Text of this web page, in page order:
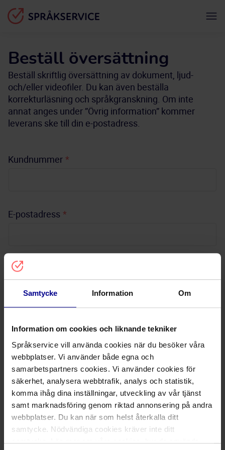
Samtycke Information Om
Information om cookies och liknande tekniker
Språkservice vill använda cookies när du besöker våra
webbplatser. Vi använder både egna och
samarbetspartners cookies. Vi använder cookies för
säkerhet, analysera webbtrafik, analys och statistik,
komma ihåg dina inställningar, utveckling av vår tjänst
samt marknadsföring genom riktad annonsering på andra
webbplatser. Du kan när som helst återkalla ditt
samtycke. Nödvändiga cookies kräver inte ditt
samtycke. Läs mer om våra cookies, hur de används,
Beställ översättning
Beställ skriftlig översättning av dokument, ljud-
och/eller videofiler. Du kan även beställa
korrekturläsning och språkgranskning. Om inte
annat anges under ”Övrig information” kommer
leverans ske till din e-postadress.
Kundnummer *
E-postadress *
Telefonnummer
Välj tjänst
Från (källspråk) *
Till (ett eller flera målspråk)